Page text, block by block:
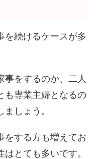
を続けるケースが多
事をするのか、二人
も専業主婦となるの
しょう。
をする方も増えてお
とても多いです。